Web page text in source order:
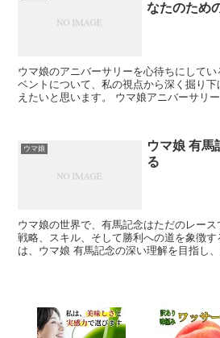
なたのため
ウマ娘のアニバーサリーを心待ちにして
ベントについて、私の視点から深く掘り
えたいと思います。 ウマ娘アニバーサリ
ウマ娘
ウマ娘 有馬
る
ウマ娘の世界で、有馬記念はただのレース
戦略、スキル、そして勝利への道を象徴
は、ウマ娘 有馬記念の深い理解を目指し